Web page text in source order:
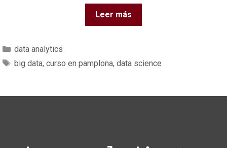
Leer más
data analytics
big data, curso en pamplona, data science